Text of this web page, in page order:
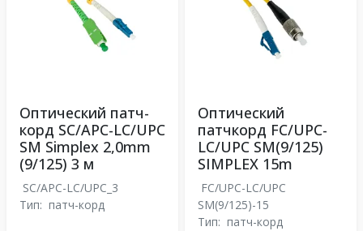
Оптический патч-
корд SC/APC-LC/UPC
SM Simplex 2,0mm
(9/125) 3 м
SC/APC-LC/UPC_3
Тип: патч-корд
Оптический
патчкорд FC/UPC-
LC/UPC SM(9/125)
SIMPLEX 15m
FC/UPC-LC/UPC
SM(9/125)-15
Тип: патч-корд